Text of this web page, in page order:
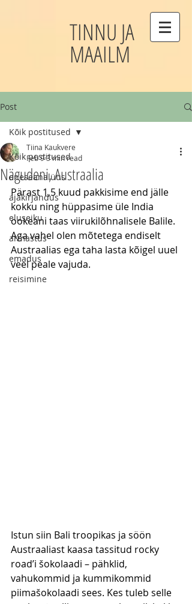
TINNU JA
MAAILM
Post
Kõik postitused
eneseanalüüs
ajakirjandus
eluseiku
armastus
emadus
reisimine
Kõik postitused
Nägudeni, Austraalia
Tiina Kaukvere
Feb 93 min read
Pärast 1,5 kuud pakkisime end jälle
kokku ning hüppasime üle India
ookeani taas viirukilõhnalisele Balile.
Aga vahel olen mõtetega endiselt
Austraalias ega taha lasta kõigel uuel
veel peale vajuda.
Istun siin Bali troopikas ja söön
Austraaliast kaasa tassitud rocky
road’i šokolaadi – pähklid,
vahukommid ja kummikommid
piimašokolaadi sees. Kes tuleb selle